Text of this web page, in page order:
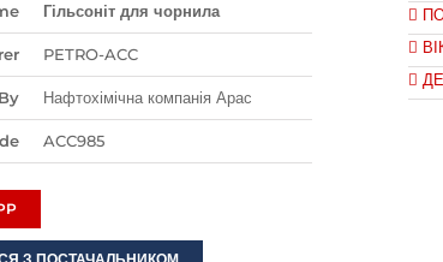
Гільсоніт для чорнила
PETRO-ACC
Нафтохімічна компанія Арас
ACC985